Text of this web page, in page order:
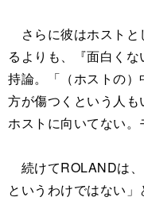
さらに彼はホストと
るよりも、『面白く
持論。「（ホストの
方が傷つくという人
ホストに向いてない。
続けてROLANDは
というわけではない